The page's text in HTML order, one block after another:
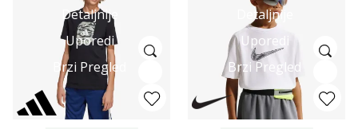
Detaljnije
Uporedi
Brzi Pregled
Detaljnije
Uporedi
Brzi Pregled